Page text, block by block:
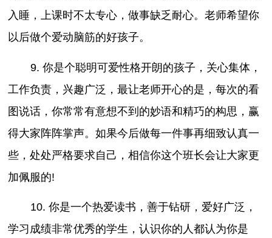
入睡，上课时不太专心，做事缺乏耐心。老师希望你
以后做个爱动脑筋的好孩子。
9. 你是个聪明可爱性格开朗的孩子，关心集体，
工作负责，兴趣广泛，最让老师开心的是，每次的看
图说话，你常常有意想不到的妙语和精巧的构思，赢
得大家阵阵掌声。如果今后做每一件事再细致认真一
些，处处严格要求自己，相信你这个班长会让大家更
加佩服的!
10. 你是一个热爱读书，善于钻研，爱好广泛，
学习成绩非常优秀的学生，认识你的人都认为你是